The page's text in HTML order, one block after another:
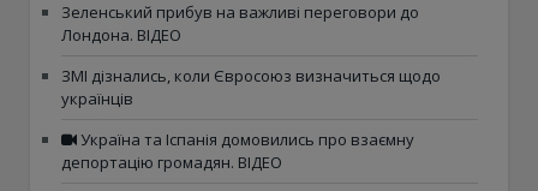
Зеленський прибув на важливі переговори до
Лондона. ВІДЕО
ЗМІ дізнались, коли Євросоюз визначиться щодо
українців
Україна та Іспанія домовились про взаємну
депортацію громадян. ВІДЕО